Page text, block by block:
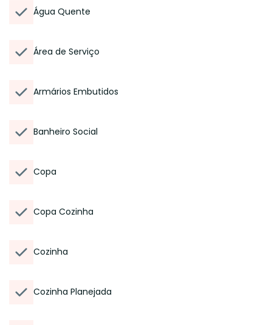
Água Quente
Área de Serviço
Armários Embutidos
Banheiro Social
Copa
Copa Cozinha
Cozinha
Cozinha Planejada